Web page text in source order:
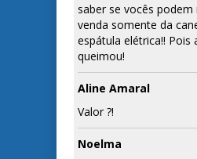
saber se vocês podem
venda somente da
espátula elétrica!! Pois
queimou!
Aline Amaral
Valor ?!
Noelma